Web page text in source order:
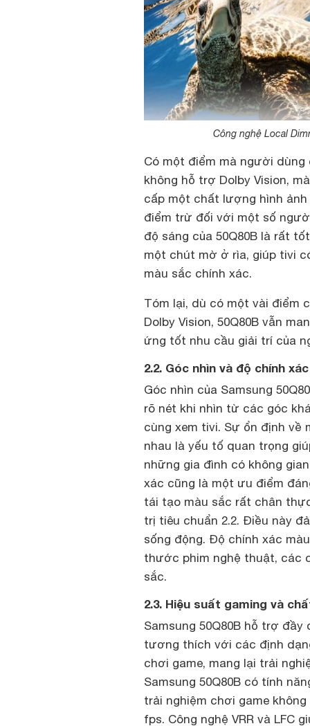
Công nghệ Local
Có một điểm mà người dùng
không hỗ trợ Dolby Vision,
cấp một chất lượng hình
điểm trừ đối với một số
độ sáng của 50Q80B là rất
một chút mờ ở rìa, giúp tivi
màu sắc chính xác.
Tóm lại, dù có một vài điểm
Dolby Vision, 50Q80B vẫn
ứng tốt nhu cầu giải trí của
2.2. Góc nhìn và độ chính
Góc nhìn của Samsung
rõ nét khi nhìn từ các góc
cùng xem tivi. Sự ổn định
nhau là yếu tố quan trọng
những gia đình có không
xác cũng là một ưu điểm
tái tạo màu sắc rất chân
trị tiêu chuẩn 2.2. Điều này
sống động. Độ chính xác
thước phim nghệ thuật, các
sắc.
2.3. Hiệu suất gaming và
Samsung 50Q80B hỗ trợ đầy
tương thích với các định
chơi game, mang lại trải
Samsung 50Q80B có tính
trải nghiệm chơi game
fps. Công nghệ VRR và LFC